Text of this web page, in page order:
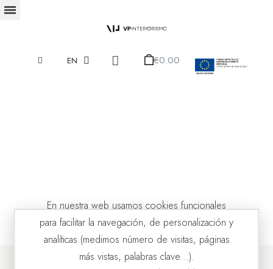
EN €0.00
En nuestra web usamos cookies funcionales
para facilitar la navegación, de personalización y
analíticas (medimos número de visitas, páginas
más vistas, palabras clave...).